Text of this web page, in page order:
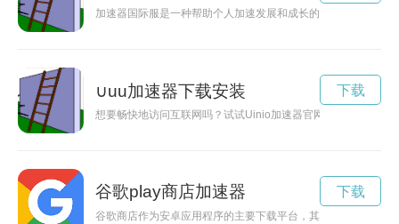
加速器国际服是一种帮助个人加速发展和成长的平台，致力于
∪uu加速器下载安装
想要畅快地访问互联网吗？试试Uinio加速器官网，让你在网络
下载
谷歌play商店加速器
谷歌商店作为安卓应用程序的主要下载平台，其下载速度直接
下载